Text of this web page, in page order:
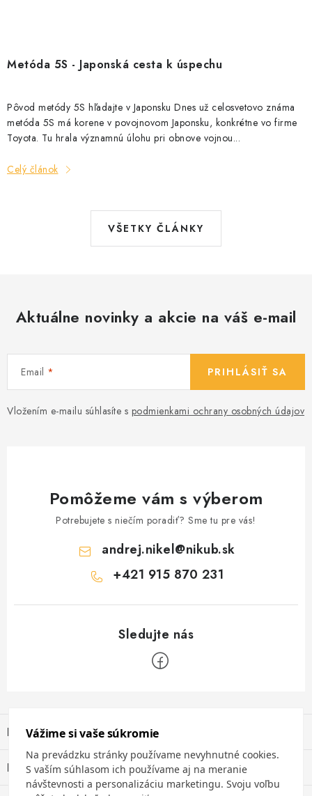
Metóda 5S - Japonská cesta k úspechu
Pôvod metódy 5S hľadajte v Japonsku Dnes už celosvetovo známa
metóda 5S má korene v povojnovom Japonsku, konkrétne vo firme
Toyota. Tu hrala významnú úlohu pri obnove vojnou...
Celý článok
VŠETKY ČLÁNKY
Aktuálne novinky a akcie na váš e-mail
Email
Vložením e-mailu súhlasíte s podmienkami ochrany osobných údajov
PRIHLÁSIŤ SA
Pomôžeme vám s výberom
Potrebujete s niečím poradiť? Sme tu pre vás!
andrej.nikel@nikub.sk
+421 915 870 231
p
ä
Informácie pre vás
Obchodné podmienky
Ochrana osobných údajov
Blog